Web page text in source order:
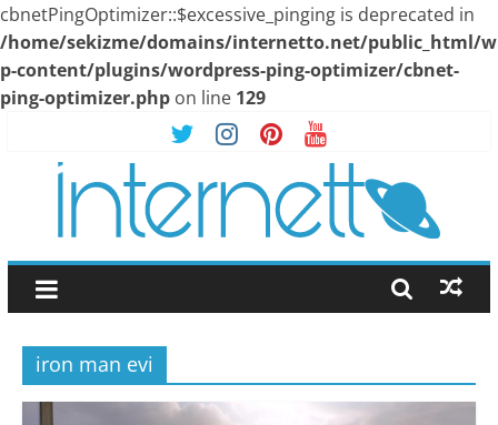
cbnetPingOptimizer::$excessive_pinging is deprecated in
/home/sekizme/domains/internetto.net/public_html/w
p-content/plugins/wordpress-ping-optimizer/cbnet-
ping-optimizer.php on line 129
content
İnternetto.Net
|
İnternet
iron man evi